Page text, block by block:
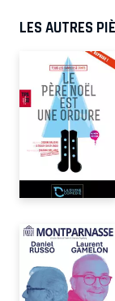
LES AUTRES